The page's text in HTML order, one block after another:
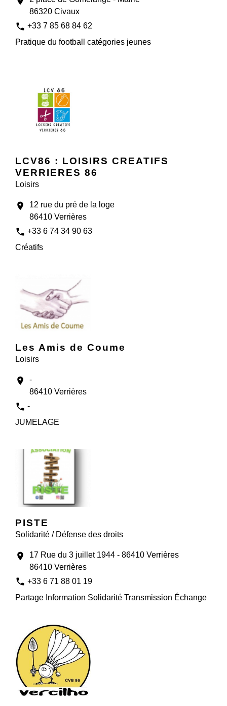
86320 Civaux
phone +33 7 85 68 84 62
Pratique du football catégories jeunes
LCV86 : LOISIRS CREATIFS
VERRIERES 86
Loisirs
location_on
12 rue du pré de la loge
86410 Verrières
phone +33 6 74 34 90 63
Créatifs
Les Amis de Coume
Loisirs
location_on
-
86410 Verrières
phone -
JUMELAGE
PISTE
Solidarité / Défense des droits
location_on
17 Rue du 3 juillet 1944 - 86410 Verrières
86410 Verrières
phone +33 6 71 88 01 19
Partage Information Solidarité Transmission Échange